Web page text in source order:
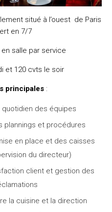
situé à l’ouest de Paris
en 7/7
en salle par service
et 120 cvts le soir
principales:
quotidien des équipes
plannings et procédures
en place et des caisses
du directeur)
client et gestion des
la cuisine et la direction